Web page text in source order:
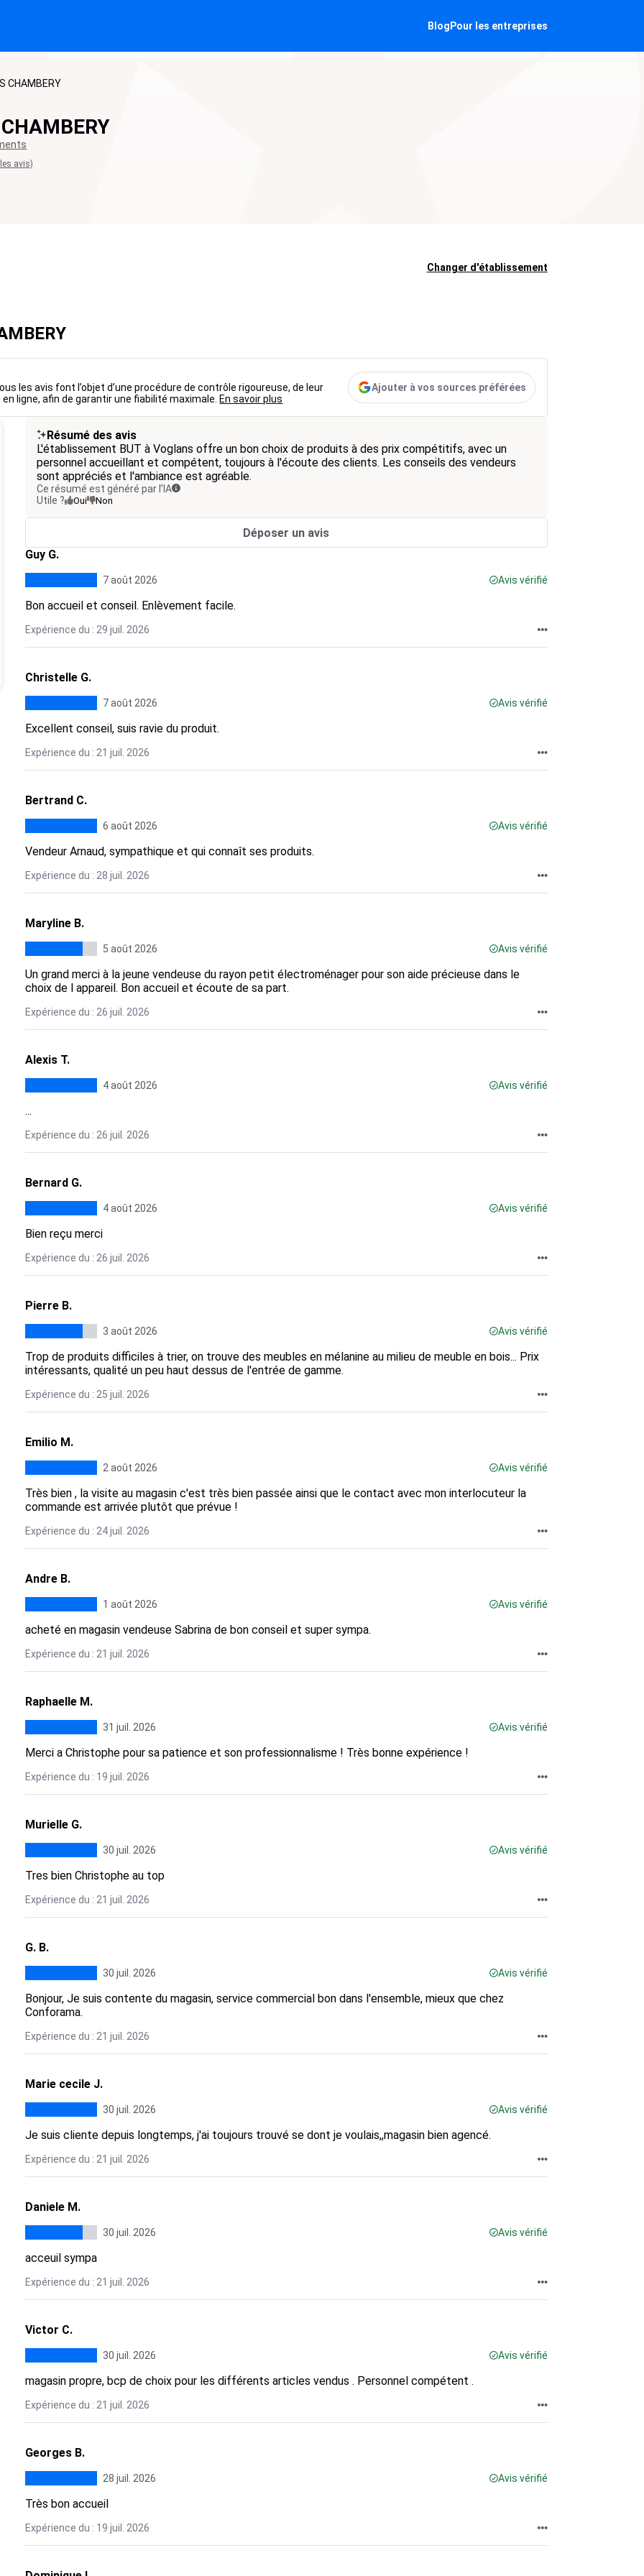
Blog Pour les entreprises
CHAMBERY
avis)
Changer d'établissement
les avis font l’objet d’une procédure de contrôle rigoureuse, de leur
ligne, afin de garantir une fiabilité maximale. En savoir plus
Ajouter à vos sources préférées
Résumé des avis
L'établissement BUT à Voglans offre un bon choix de produits à des prix compétitifs, avec un
personnel accueillant et compétent, toujours à l'écoute des clients. Les conseils des vendeurs
sont appréciés et l'ambiance est agréable.
Ce résumé est généré par l’IA
Utile ?
Oui Non
Déposer un avis
Guy G.
7 août 2026 Avis vérifié
Bon accueil et conseil. Enlèvement facile.
Expérience du : 29 juil. 2026
Christelle G.
7 août 2026 Avis vérifié
Excellent conseil, suis ravie du produit.
Expérience du : 21 juil. 2026
Bertrand C.
6 août 2026 Avis vérifié
Vendeur Arnaud, sympathique et qui connaît ses produits.
Expérience du : 28 juil. 2026
Maryline B.
5 août 2026 Avis vérifié
Un grand merci à la jeune vendeuse du rayon petit électroménager pour son aide précieuse dans le
choix de l appareil. Bon accueil et écoute de sa part.
Expérience du : 26 juil. 2026
Alexis T.
4 août 2026 Avis vérifié
...
Expérience du : 26 juil. 2026
Bernard G.
4 août 2026 Avis vérifié
Bien reçu merci
Expérience du : 26 juil. 2026
Pierre B.
3 août 2026 Avis vérifié
Trop de produits difficiles à trier, on trouve des meubles en mélanine au milieu de meuble en bois... Prix
intéressants, qualité un peu haut dessus de l'entrée de gamme.
Expérience du : 25 juil. 2026
Emilio M.
2 août 2026 Avis vérifié
Très bien , la visite au magasin c'est très bien passée ainsi que le contact avec mon interlocuteur la
commande est arrivée plutôt que prévue !
Expérience du : 24 juil. 2026
Andre B.
1 août 2026 Avis vérifié
acheté en magasin vendeuse Sabrina de bon conseil et super sympa.
Expérience du : 21 juil. 2026
Raphaelle M.
31 juil. 2026 Avis vérifié
Merci a Christophe pour sa patience et son professionnalisme ! Très bonne expérience !
Expérience du : 19 juil. 2026
Murielle G.
30 juil. 2026 Avis vérifié
Tres bien Christophe au top
Expérience du : 21 juil. 2026
G. B.
30 juil. 2026 Avis vérifié
Bonjour, Je suis contente du magasin, service commercial bon dans l'ensemble, mieux que chez
Conforama.
Expérience du : 21 juil. 2026
Marie cecile J.
30 juil. 2026 Avis vérifié
Je suis cliente depuis longtemps, j'ai toujours trouvé se dont je voulais,,magasin bien agencé.
Expérience du : 21 juil. 2026
Daniele M.
30 juil. 2026 Avis vérifié
acceuil sympa
Expérience du : 21 juil. 2026
Victor C.
30 juil. 2026 Avis vérifié
magasin propre, bcp de choix pour les différents articles vendus . Personnel compétent .
Expérience du : 21 juil. 2026
Georges B.
28 juil. 2026 Avis vérifié
Très bon accueil
Expérience du : 19 juil. 2026